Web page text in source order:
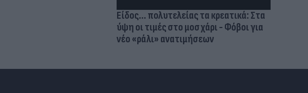
Είδος... πολυτελείας τα κρεατικά: Στα
ύψη οι τιμές στο μοσχάρι - Φόβοι για
νέο «ράλι» ανατιμήσεων